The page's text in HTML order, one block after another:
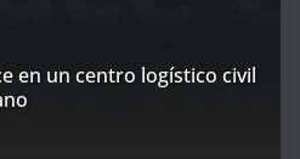
en un centro logístico civil